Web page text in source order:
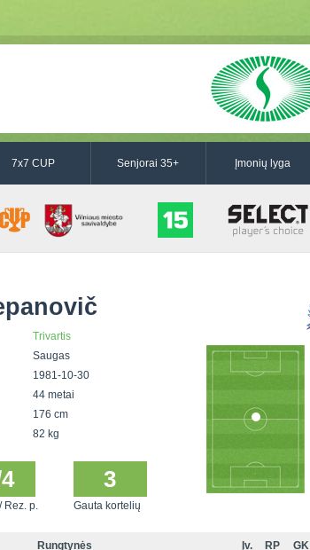
7x7 CUP Senjorai 35+ Įmonių lyga
Trivartis
Saugas
1981-10-30
44 metai
176 cm
82 kg
Rez. p.
3
Gauta kortelių
Rungtynės Įv. RP GK